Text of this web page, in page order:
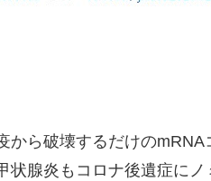
から破壊するだけのmRNA
腺炎もコロナ後遺症にノ